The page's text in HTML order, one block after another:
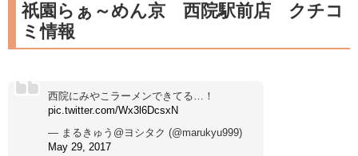
祇園らぁ～めん京 西院駅前店 クチコ
ミ情報
西院にみやこラーメンできてる…！
pic.twitter.com/Wx3l6DcsxN
— まるきゅう@ヨシタク (@marukyu999)
May 29, 2017